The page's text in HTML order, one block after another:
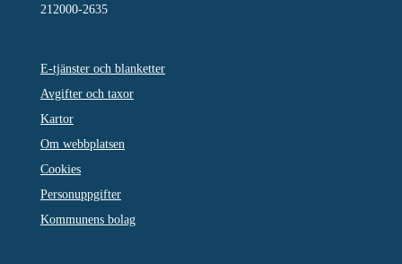
212000-2635
E-tjänster och blanketter
Avgifter och taxor
Kartor
Om webbplatsen
Cookies
Personuppgifter
Kommunens bolag